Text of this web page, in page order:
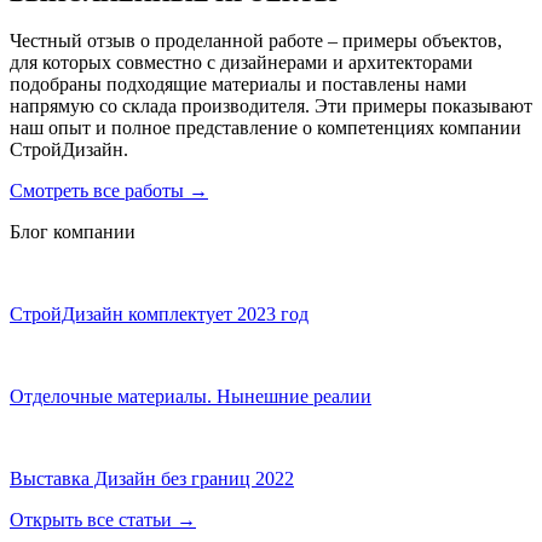
Честный отзыв о проделанной работе – примеры объектов,
для которых совместно с дизайнерами и архитекторами
подобраны подходящие материалы и поставлены нами
напрямую со склада производителя. Эти примеры показывают
наш опыт и полное представление о компетенциях компании
СтройДизайн.
Смотреть все работы →
Блог компании
СтройДизайн комплектует 2023 год
Отделочные материалы. Нынешние реалии
Выставка Дизайн без границ 2022
Открыть все статьи →